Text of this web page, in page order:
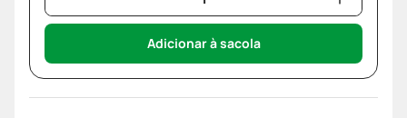
Adicionar à sacola